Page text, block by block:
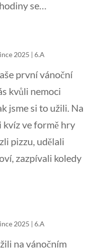
se…
2025 | 6.A
první vánoční
kvůli nemoci
jsme si to užili. Na
kvíz ve formě hry
pizzu, udělali
zazpívali koledy
2025 | 6.A
na vánočním